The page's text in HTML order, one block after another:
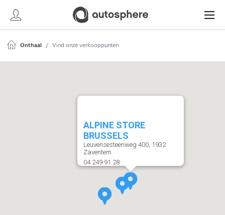
Onthaal Vind onze verkooppunten
ALPINE STORE
BRUSSELS
Leuvensesteenweg 400, 1932
Zaventem
04 249 91 28